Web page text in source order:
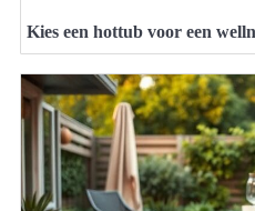
Kies een hottub voor een